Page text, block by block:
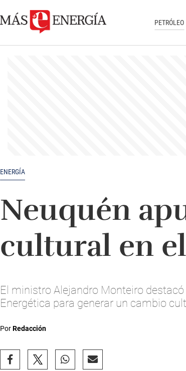
PETRÓLEO
ENERGÍA
Neuquén
cultural en
El ministro Alejandro Monteiro
Energética para generar un cambio
PorRedacción